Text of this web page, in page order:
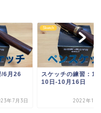
：10月
年10月18日
Sketch
スケッチの練習：12
日-12月10日
2023年12